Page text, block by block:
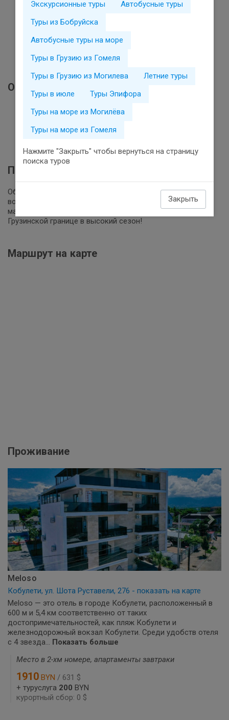
Питание по программе
Экскурсионное обслуживание по программе:
обзорная экскурсия по Пятигорску, Чегемские
водопады, Тбилиси, военно-грузинская дорога,
(остановка на фотопаузу по возможности)
Оплачивается отдельно
Медицинская страховка (оформляется
самостоятельно)
Дополнительные экскурсии (приобретаются на
Примечание
Обращаем ваше внимание на высокую вероятность
возникновения значительных задержек по данному
маршруту, связанных с очередями на Российско-
Грузинской границе в высокий сезон!
Маршрут на карте
Проживание
Meloso
Кобулети, ул. Шота Руставели, 276 - показать на карте
Meloso — это отель в городе Кобулети, расположенный в
600 м и 5,4 км соответственно от таких
достопримечательностей, как пляж Кобулети и
железнодорожный вокзал Кобулети. Среди удобств отеля
с 4 звезда... Показать больше
Место в 2-хм номере, апартаменты завтраки
1910 BYN / 631 $
+ туруслуга 200 BYN
курортный сбор: 0 $
Экскурсионные туры
Автобусные туры
Туры из Бобруйска
Автобусные туры на море
Туры в Грузию из Гомеля
Туры в Грузию из Могилева
Летние туры
Туры в июле
Туры Эпифора
Туры на море из Могилёва
Туры на море из Гомеля
Нажмите "Закрыть" чтобы вернуться на страницу
поиска туров
Закрыть